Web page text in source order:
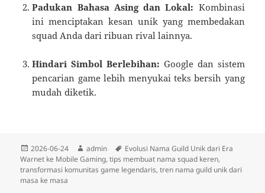
Padukan Bahasa Asing dan Lokal: Kombinasi
ini menciptakan kesan unik yang membedakan
squad Anda dari ribuan rival lainnya.
Hindari Simbol Berlebihan: Google dan sistem
pencarian game lebih menyukai teks bersih yang
mudah diketik.
Diposkan
pada
2026-06-24 Penulis
admin Tag
Evolusi Nama Guild Unik dari Era
Warnet ke Mobile Gaming,tips membuat nama squad keren,
transformasi komunitas game legendaris,tren nama guild unik dari
masa ke masa